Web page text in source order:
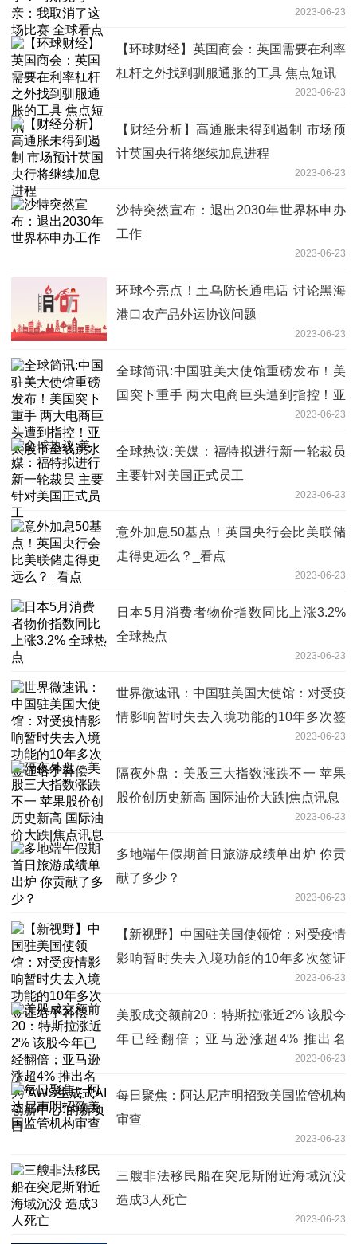
2023-06-23
【环球财经】英国商会：英国需要在利率
杠杆之外找到驯服通胀的工具 焦点短讯
2023-06-23
【财经分析】高通胀未得到遏制 市场预
计英国央行将继续加息进程
2023-06-23
沙特突然宣布：退出2030年世界杯申办
工作
2023-06-23
环球今亮点！土乌防长通电话 讨论黑海
港口农产品外运协议问题
2023-06-23
全球简讯:中国驻美大使馆重磅发布！美
国突下重手 两大电商巨头遭到指控！亚
2023-06-23
全球热议:美媒：福特拟进行新一轮裁员
主要针对美国正式员工
2023-06-23
意外加息50基点！英国央行会比美联储
走得更远么？_看点
2023-06-23
日本5月消费者物价指数同比上涨3.2%
全球热点
2023-06-23
世界微速讯：中国驻美国大使馆：对受疫
情影响暂时失去入境功能的10年多次签
2023-06-23
隔夜外盘：美股三大指数涨跌不一 苹果
股价创历史新高 国际油价大跌|焦点讯息
2023-06-23
多地端午假期首日旅游成绩单出炉 你贡
献了多少？
2023-06-23
【新视野】中国驻美国使领馆：对受疫情
影响暂时失去入境功能的10年多次签证
2023-06-23
美股成交额前20：特斯拉涨近2% 该股今
年已经翻倍；亚马逊涨超4% 推出名
为“AWS生成式AI创新中心”的新项目2023-06-23
每日聚焦：阿达尼声明招致美国监管机构
审查
2023-06-23
三艘非法移民船在突尼斯附近海域沉没
造成3人死亡
2023-06-23